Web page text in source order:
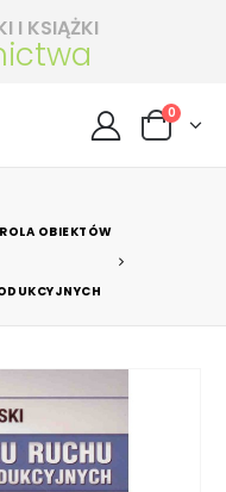
I KSIĄŻKI
0
OBIEKTÓW